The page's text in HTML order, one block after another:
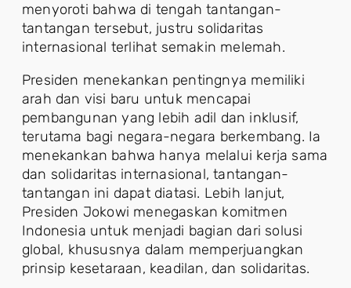
menyoroti bahwa di tengah tantangan-
tantangan tersebut, justru solidaritas
internasional terlihat semakin melemah.
Presiden menekankan pentingnya memiliki
arah dan visi baru untuk mencapai
pembangunan yang lebih adil dan inklusif,
terutama bagi negara-negara berkembang. Ia
menekankan bahwa hanya melalui kerja sama
dan solidaritas internasional, tantangan-
tantangan ini dapat diatasi. Lebih lanjut,
Presiden Jokowi menegaskan komitmen
Indonesia untuk menjadi bagian dari solusi
global, khususnya dalam memperjuangkan
prinsip kesetaraan, keadilan, dan solidaritas.